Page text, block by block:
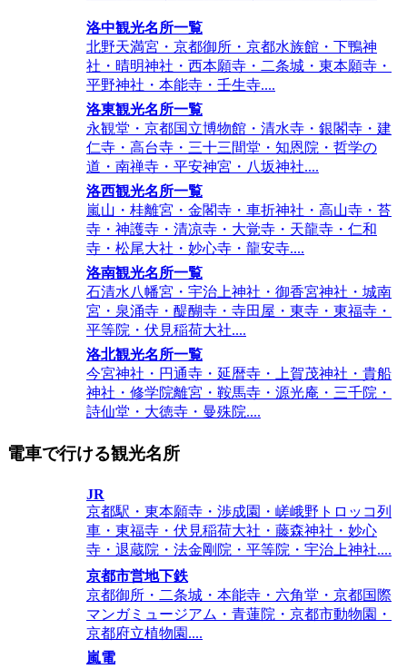
洛中観光名所一覧
北野天満宮・京都御所・京都水族館・下鴨神
社・晴明神社・西本願寺・二条城・東本願寺・
平野神社・本能寺・壬生寺....
洛東観光名所一覧
永観堂・京都国立博物館・清水寺・銀閣寺・建
仁寺・高台寺・三十三間堂・知恩院・哲学の
道・南禅寺・平安神宮・八坂神社....
洛西観光名所一覧
嵐山・桂離宮・金閣寺・車折神社・高山寺・苔
寺・神護寺・清凉寺・大覚寺・天龍寺・仁和
寺・松尾大社・妙心寺・龍安寺....
洛南観光名所一覧
石清水八幡宮・宇治上神社・御香宮神社・城南
宮・泉涌寺・醍醐寺・寺田屋・東寺・東福寺・
平等院・伏見稲荷大社....
洛北観光名所一覧
今宮神社・円通寺・延暦寺・上賀茂神社・貴船
神社・修学院離宮・鞍馬寺・源光庵・三千院・
詩仙堂・大徳寺・曼殊院....
電車で行ける観光名所
JR
京都駅・東本願寺・渉成園・嵯峨野トロッコ列
車・東福寺・伏見稲荷大社・藤森神社・妙心
寺・退蔵院・法金剛院・平等院・宇治上神社....
京都市営地下鉄
京都御所・二条城・本能寺・六角堂・京都国際
マンガミュージアム・青蓮院・京都市動物園・
京都府立植物園....
嵐電